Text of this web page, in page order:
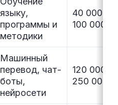
языку,
программы и
методики
40 000 –
100 000
Машинный
перевод, чат-
боты,
нейросети
120 000 –
250 000